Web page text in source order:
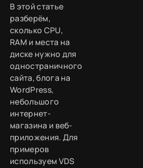
В этой статье
разберём,
сколько CPU,
RAM и места на
диске нужно для
одностраничного
сайта, блога на
WordPress,
небольшого
интернет-
магазина и веб-
приложения. Для
примеров
используем VDS